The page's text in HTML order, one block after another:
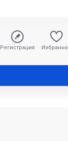
Регистрация